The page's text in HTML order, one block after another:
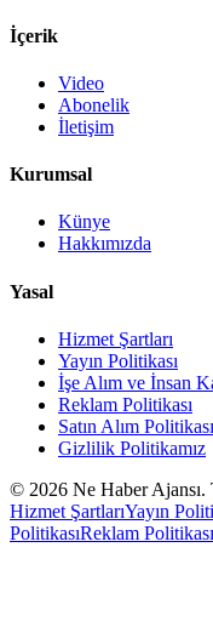
İçerik
Video
Abonelik
İletişim
Kurumsal
Künye
Hakkımızda
Yasal
Hizmet Şartları
Yayın Politikası
İşe Alım ve İnsan
Reklam Politikası
Satın Alım Politikası
Gizlilik Politikamız
© 2026 Ne Haber Ajansı.
Hizmet ŞartlarıYayın
PolitikasıReklam Politikası